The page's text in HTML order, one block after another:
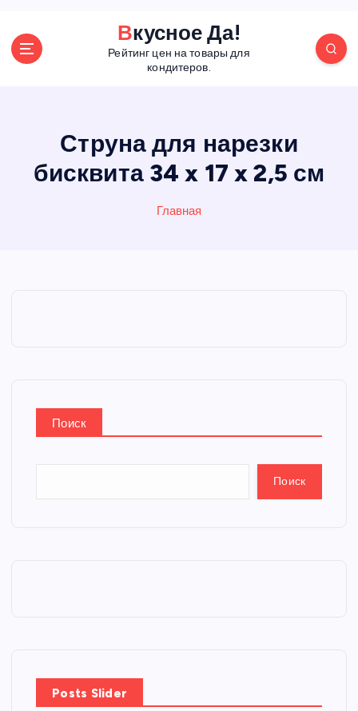
Вкусное Да!
Рейтинг цен на товары для
кондитеров.
Струна для нарезки
бисквита 34 x 17 x 2,5 см
Главная
Поиск
Поиск
Posts Slider